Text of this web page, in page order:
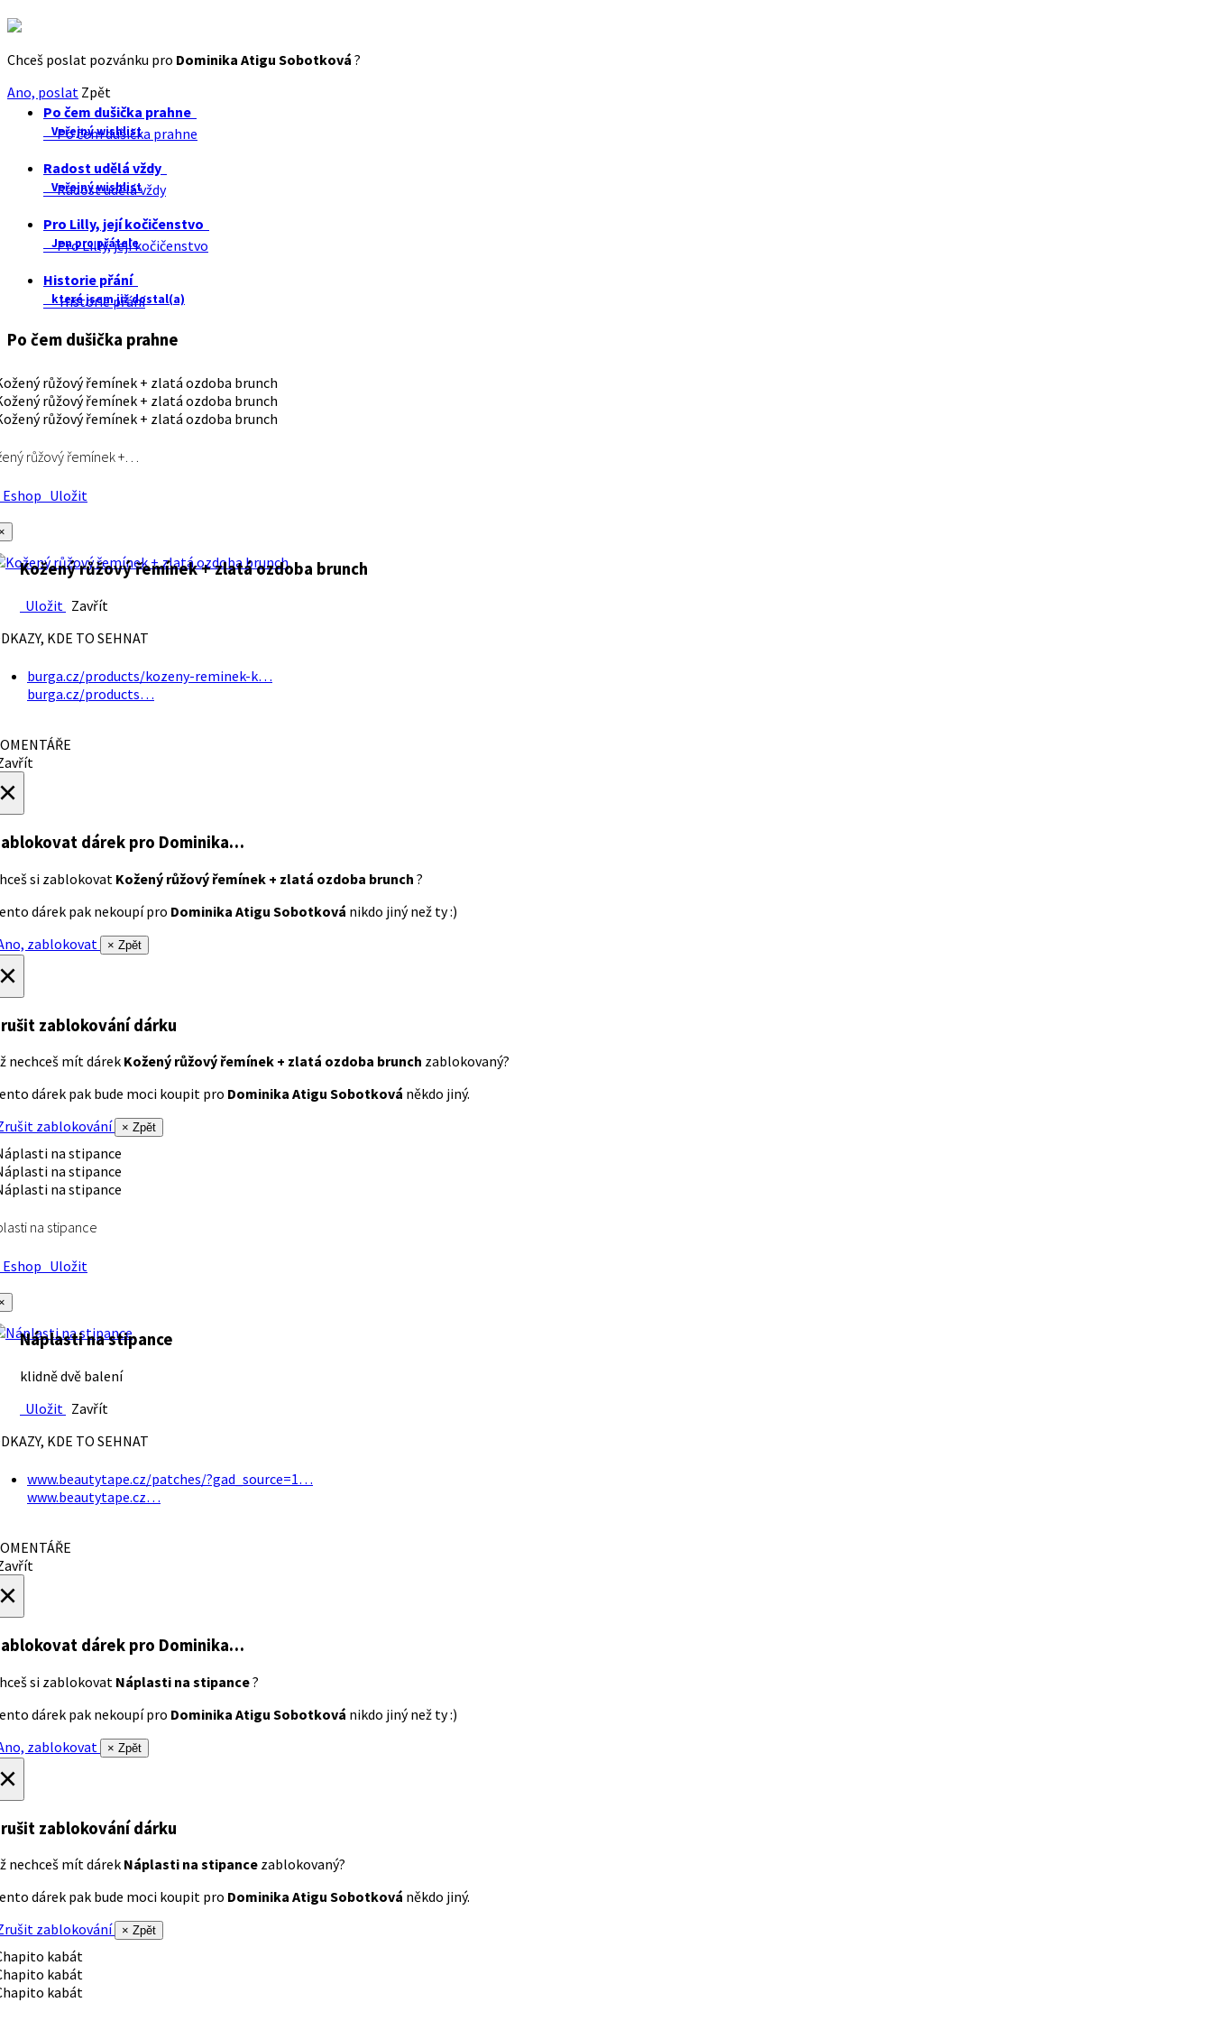
Chceš poslat pozvánku pro Dominika Atigu Sobotková ?
Ano, poslat Zpět
Po čem dušička prahne
Veřejný wishlist
Po čem dušička prahne
Radost udělá vždy
Veřejný wishlist
Radost udělá vždy
Pro Lilly, její kočičenstvo
Jen pro přátele
Pro Lilly, její kočičenstvo
Historie přání
které jsem již dostal(a)
Historie přání
Po čem dušička prahne
růžový řemínek +…
Uložit
Kožený růžový řemínek + zlatá ozdoba brunch
Uložit Zavřít
KDE TO SEHNAT
burga.cz/products/kozeny-reminek-k…
burga.cz/products…
dárek pro Dominika…
si zablokovat Kožený růžový řemínek + zlatá ozdoba brunch ?
dárek pak nekoupí pro Dominika Atigu Sobotková nikdo jiný než ty :)
zablokovat
× Zpět
zablokování dárku
nechceš mít dárek Kožený růžový řemínek + zlatá ozdoba brunch zablokovaný?
dárek pak bude moci koupit pro Dominika Atigu Sobotková někdo jiný.
zablokování
× Zpět
na stipance
Uložit
Náplasti na stipance
klidně dvě balení
Uložit Zavřít
KDE TO SEHNAT
www.beautytape.cz/patches/?gad_source=1…
www.beautytape.cz…
dárek pro Dominika…
si zablokovat Náplasti na stipance?
dárek pak nekoupí pro Dominika Atigu Sobotková nikdo jiný než ty :)
zablokovat
× Zpět
zablokování dárku
nechceš mít dárek Náplasti na stipance zablokovaný?
dárek pak bude moci koupit pro Dominika Atigu Sobotková někdo jiný.
zablokování
× Zpět